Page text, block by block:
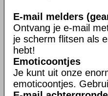
E-mail melders
Ontvang je e-mail
je scherm flitsen als
hebt!
Emoticoontjes
Je kunt uit onze
emoticoontjes.